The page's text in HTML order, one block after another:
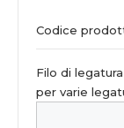
Codice
Filo di
per varie